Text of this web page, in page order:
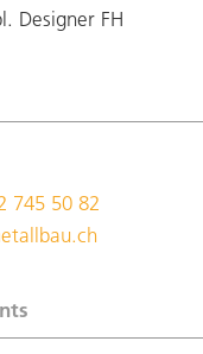
Designer FH
745 50 82